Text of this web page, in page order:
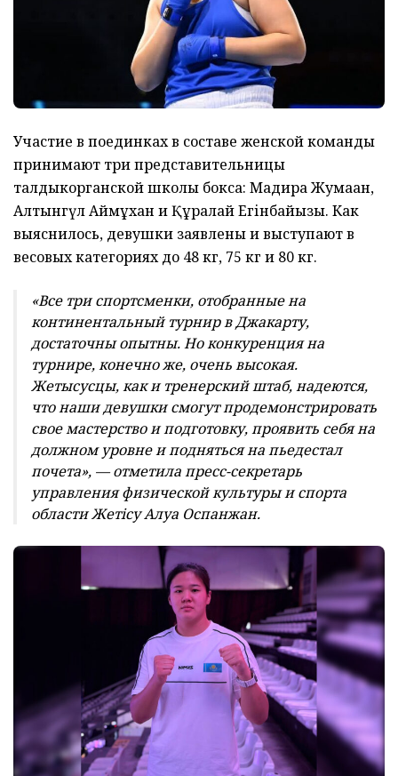
Участие в поединках в составе женской команды
принимают три представительницы
талдыкорганской школы бокса: Мадира Жумақан,
Алтынгүл Аймұхан и Құралай Егінбайқызы. Как
выяснилось, девушки заявлены и выступают в
весовых категориях до 48 кг, 75 кг и 80 кг.
«Все три спортсменки, отобранные на
континентальный турнир в Джакарту,
достаточны опытны. Но конкуренция на
турнире, конечно же, очень высокая.
Жетысусцы, как и тренерский штаб, надеются,
что наши девушки смогут продемонстрировать
свое мастерство и подготовку, проявить себя на
должном уровне и подняться на пьедестал
почета», — отметила пресс-секретарь
управления физической культуры и спорта
области Жетiсу Алуа Оспанжан.